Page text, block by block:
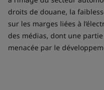
droits de douane, la
sur les marges liées à
des médias, dont une
menacée par le